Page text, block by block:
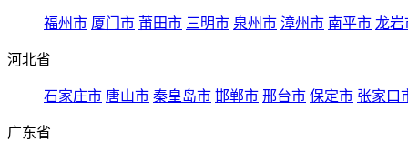
福州市 厦门市 莆田市 三明市 泉州市 漳州市 南平市 龙岩
河北省
石家庄市 唐山市 秦皇岛市 邯郸市 邢台市 保定市 张家口
广东省